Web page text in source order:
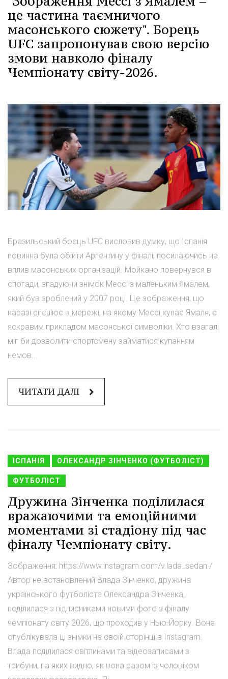
це частина таємничого
масонського сюжету". Борець
UFC запропонував свою версію
змови навколо фіналу
Чемпіонату світу-2026.
Бразильський боєць UFC висловив думку, що Іспанія
повинна була обійти Аргентину у фіналі, посилаючись на
вплив масонських організацій. Мойкано повернувся в
спогади, згадуючи знімок Мессі з маленьким Ямалем,
який був зроблений у 2007 році. Це зображення, що
наразі circulює в мережі, на якому Мессі купає Ямаля, є
яскравим прикладом масонської символіки. Хто взагалі
міг би дозволити спортсмену займатися купанням
немов...
ЧИТАТИ ДАЛІ
ІСПАНІЯ ОЛЕКСАНДР ЗІНЧЕНКО (ФУТБОЛІСТ)
ФУТБОЛІСТ
Дружина Зінченка поділилася
вражаючими та емоційними
моментами зі стадіону під час
фіналу Чемпіонату світу.
Зображення: https://www.instagram.com/v.lada_sedan /
Автор не встановлений Влада Зінченко, дружина
українського футболіста Олександра Зінченка,
поділилася з підписниками новими фото з фіналу
чемпіонату світу 2026, що проходив у Нью-Йорку. Вона
опублікувала ці знімки на своїй сторінці в Instagram.
Влада поділилася світлинами та відеозаписами з
трибуни, на яких видно, як вона разом із чоловіком